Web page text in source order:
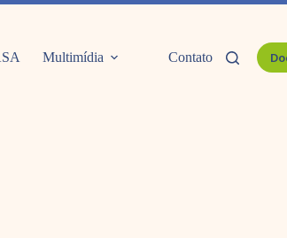
Multimídia Contato